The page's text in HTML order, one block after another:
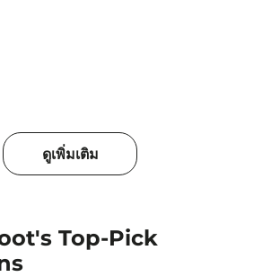
ดูเพิ่มเติม
Top-Pick